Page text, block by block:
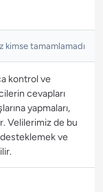
kimse tamamlamadı
kontrol ve
cevapları
yapmaları,
Velilerimiz de bu
ve